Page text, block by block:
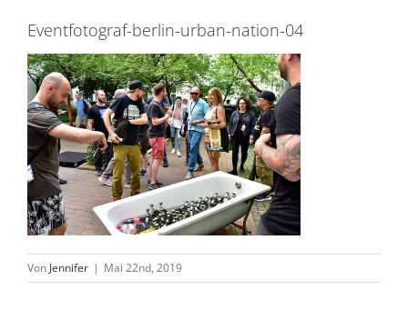
Eventfotograf-berlin-urban-nation-04
Von Jennifer | Mai 22nd, 2019